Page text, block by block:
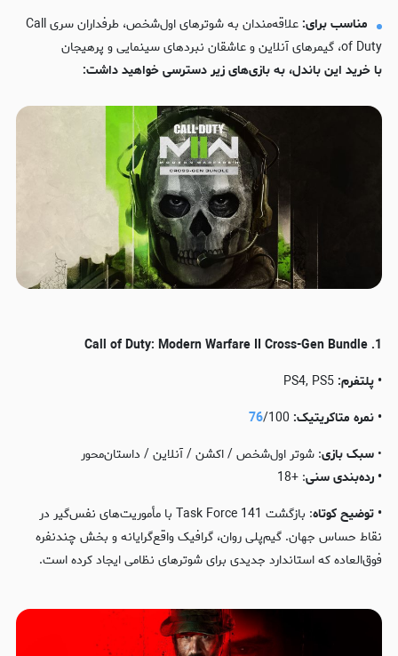
مناسب برای:
علاقه‌مندان به شوترهای اول‌شخص، طرفداران سری Call
of Duty، گیمرهای آنلاین و عاشقان نبردهای سینمایی و پرهیجان
با خرید این باندل، به بازی‌های زیر دسترسی خواهید داشت:
1. Call of Duty: Modern Warfare II Cross-Gen Bundle
• پلتفرم:
• نمره متاکریتیک:
76/100
• سبک بازی: شوتر اول‌شخص / اکشن / آنلاین / داستان‌محور
• رده‌بندیسنی: +18
• توضیح کوتاه
: بازگشت Task Force 141 با مأموریت‌های نفس‌گیر در
نقاط حساس جهان. گیم‌پلی روان، گرافیک واقع‌گرایانه و بخش چندنفره
فوق‌العاده که استاندارد جدیدی برای شوترهای نظامی ایجاد کرده است.